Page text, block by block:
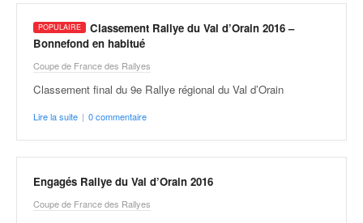
Classement Rallye du Val d’Orain 2016 –
Bonnefond en habitué
Coupe de France des Rallyes
Classement final du 9e Rallye régional du Val d’Orain
Lire la suite | 0 commentaire
Engagés Rallye du Val d’Orain 2016
Coupe de France des Rallyes